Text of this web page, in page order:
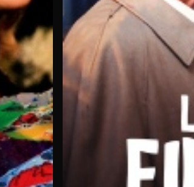
de notre large offre de films en
de la TNT française. Retrouvez vos